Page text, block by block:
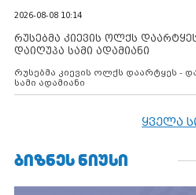
2026-08-08 10:14
რუსებმა კიევის ოლქს
დაიღუპა სამი ადამიანი
რუსებმა კიევის ოლქს დაარტყეს -
სამი ადამიანი
ყველა
ᲑᲘᲖᲜᲔᲡ ᲜᲘᲣᲡᲘ